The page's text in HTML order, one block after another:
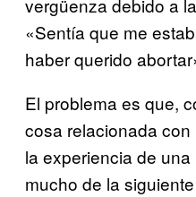
vergüenza debido a
«Sentía que me
haber querido
El problema es que,
cosa relacionada
la experiencia de
mucho de la